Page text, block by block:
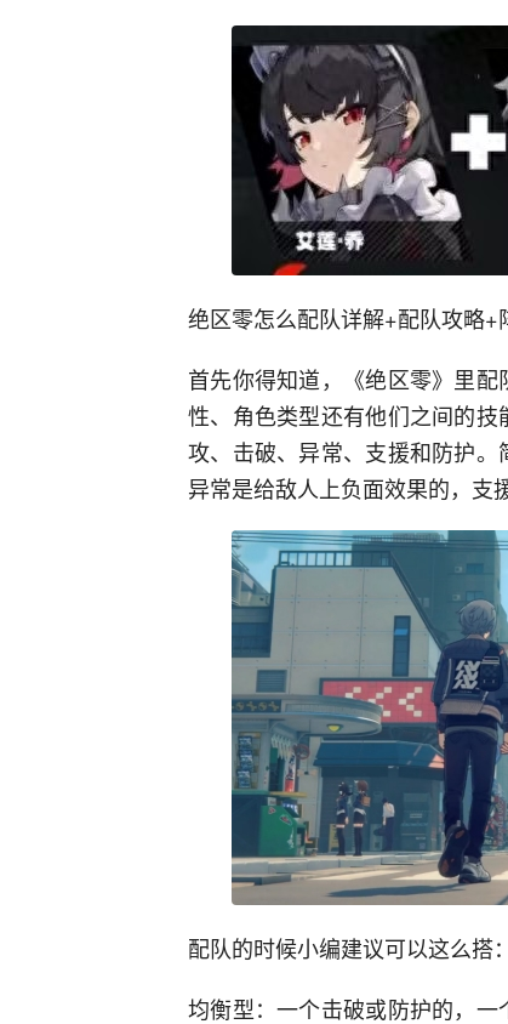
绝区零怎么配队详解+配队攻略+
首先你得知道，《绝区零》里
性、角色类型还有他们之间的
攻、击破、异常、支援和防护。
异常是给敌人上负面效果的，支
配队的时候小编建议可以这么搭：
均衡型：一个击破或防护的，